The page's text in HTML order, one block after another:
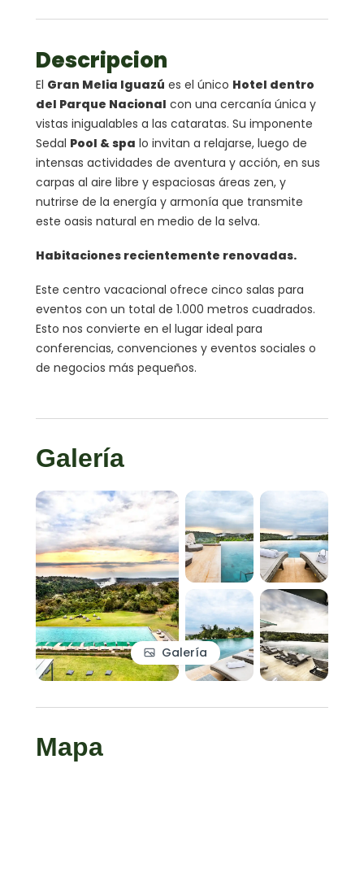
Descripcion
El Gran Melia Iguazú es el único Hotel dentro
del Parque Nacional con una cercanía única y
vistas inigualables a las cataratas. Su imponente
Sedal Pool & spa lo invitan a relajarse, luego de
intensas actividades de aventura y acción, en sus
carpas al aire libre y espaciosas áreas zen, y
nutrirse de la energía y armonía que transmite
este oasis natural en medio de la selva.
Habitaciones recientemente renovadas.
Este centro vacacional ofrece cinco salas para
eventos con un total de 1.000 metros cuadrados.
Esto nos convierte en el lugar ideal para
conferencias, convenciones y eventos sociales o
de negocios más pequeños.
Galería
Galería
Mapa